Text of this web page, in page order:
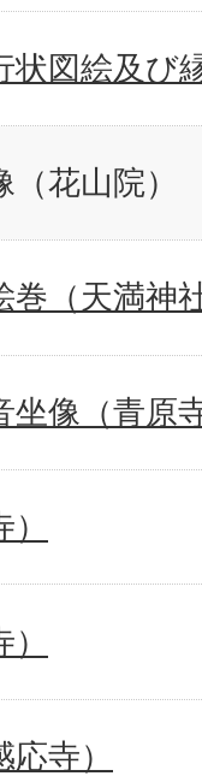
状図絵及び
花山院）
巻（天満神
坐像（青原
寺）